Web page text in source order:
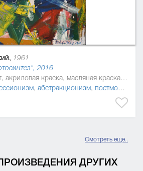
1961
2016
203 x 143 см, холст, акриловая краска, масляная краска, эмаль
, абстракционизм, постмодернизм
Смотреть еще..
ДРУГИХ